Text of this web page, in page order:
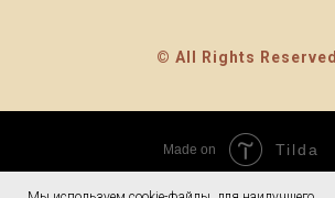
© All Rights Reserved
Made on Tilda